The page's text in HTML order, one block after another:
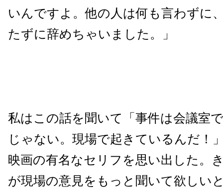
いんですよ。他の人は何も言わずに
たずに辞めちゃいました。」
私はこの話を聞いて「事件は会議室
じゃない。現場で起きているんだ！
映画の有名なセリフを思い出した。
が現場の意見をもっと聞いて欲しい